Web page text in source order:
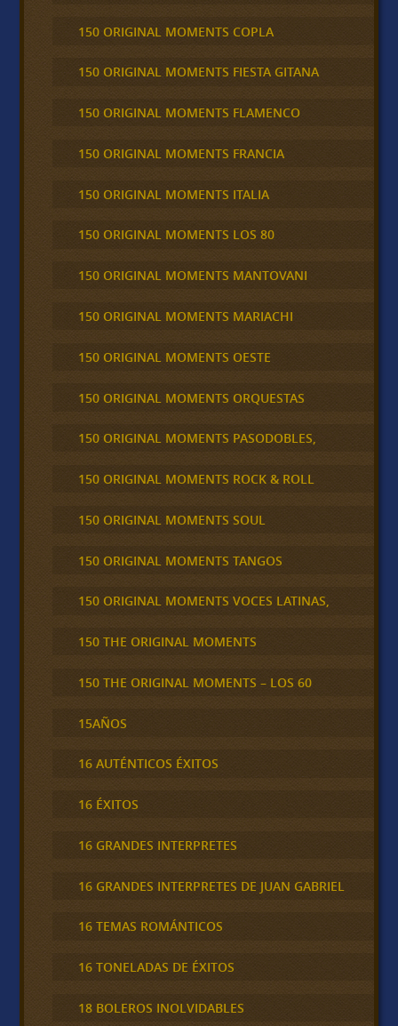
150 ORIGINAL MOMENTS COPLA
150 ORIGINAL MOMENTS FIESTA GITANA
150 ORIGINAL MOMENTS FLAMENCO
150 ORIGINAL MOMENTS FRANCIA
150 ORIGINAL MOMENTS ITALIA
150 ORIGINAL MOMENTS LOS 80
150 ORIGINAL MOMENTS MANTOVANI
150 ORIGINAL MOMENTS MARIACHI
150 ORIGINAL MOMENTS OESTE
150 ORIGINAL MOMENTS ORQUESTAS
150 ORIGINAL MOMENTS PASODOBLES,
150 ORIGINAL MOMENTS ROCK & ROLL
150 ORIGINAL MOMENTS SOUL
150 ORIGINAL MOMENTS TANGOS
150 ORIGINAL MOMENTS VOCES LATINAS,
150 THE ORIGINAL MOMENTS
150 THE ORIGINAL MOMENTS – LOS 60
15AÑOS
16 AUTÉNTICOS ÉXITOS
16 ÉXITOS
16 GRANDES INTERPRETES
16 GRANDES INTERPRETES DE JUAN GABRIEL
16 TEMAS ROMÁNTICOS
16 TONELADAS DE ÉXITOS
18 BOLEROS INOLVIDABLES